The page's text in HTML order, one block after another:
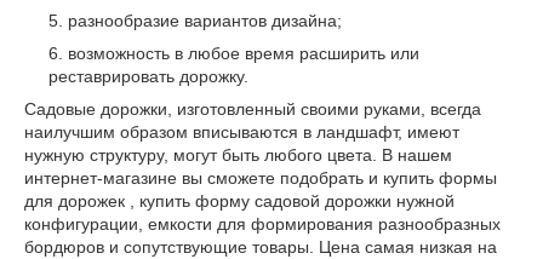
разнообразие вариантов дизайна;
возможность в любое время расширить или
реставрировать дорожку.
Садовые дорожки, изготовленный своими руками, всегда
наилучшим образом вписываются в ландшафт, имеют
нужную структуру, могут быть любого цвета. В нашем
интернет-магазине вы сможете подобрать и купить формы
для дорожек , купить форму садовой дорожки нужной
конфигурации, емкости для формирования разнообразных
бордюров и сопутствующие товары. Цена самая низкая на